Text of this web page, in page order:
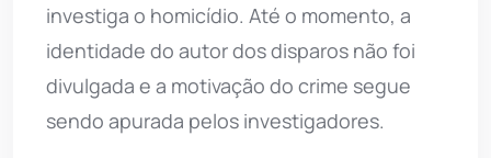
investiga o homicídio. Até o momento, a
identidade do autor dos disparos não foi
divulgada e a motivação do crime segue
sendo apurada pelos investigadores.